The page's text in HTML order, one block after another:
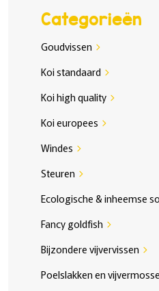
Categorieën
Goudvissen chevron_right
Koi standaard chevron_right
Koi high quality chevron_right
Koi europees chevron_right
Windes chevron_right
Steuren chevron_right
Ecologische & inheemse
Fancy goldfish chevron_right
Bijzondere vijvervissen chevron_right
Poelslakken en